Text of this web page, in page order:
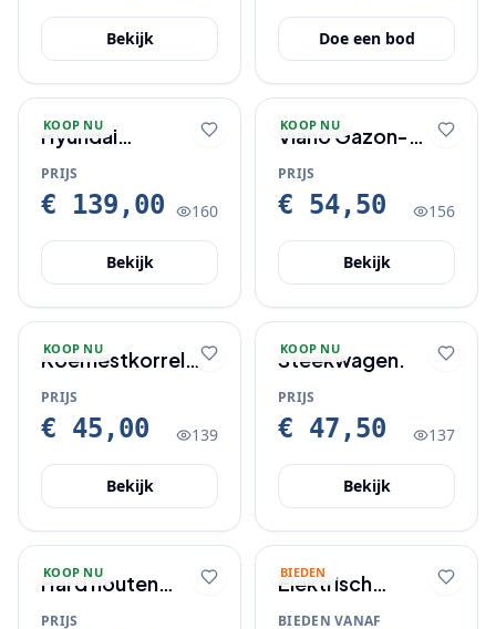
Bekijk Doe een bod
KOOP NU
Hyundai
verticuteermachine.
PRIJS
€ 139,00 160
Bekijk
KOOP NU
Viano Gazon-
booster 20 KG
PRIJS
€ 54,50 156
Bekijk
KOOP NU
Koemestkorrel
aanbieding.
PRIJS
€ 45,00 139
Bekijk
KOOP NU
Steekwagen.
PRIJS
€ 47,50 137
Bekijk
KOOP NU
Hard houten
tuinstoelen
PRIJS
BIEDEN
Elektrisch
sfeerkachel en
BIEDEN VANAF